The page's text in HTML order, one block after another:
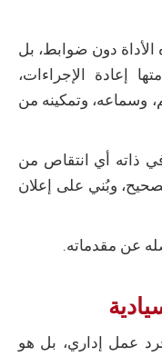
دون ضوابط، بل
إعادة الإجراءات،
وسماعه، وتمكينه من
ذاته أي انتقاص من
وبُني على إعلان
عن مقدماته.
عمل إداري، بل هو